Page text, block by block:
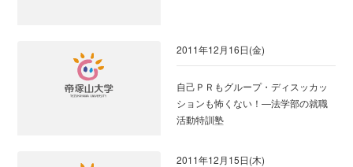
2011年12月16日(金)
自己ＰＲもグループ・ディスッカッ
ションも怖くない！―法学部の就職
活動特訓塾
2011年12月15日(木)